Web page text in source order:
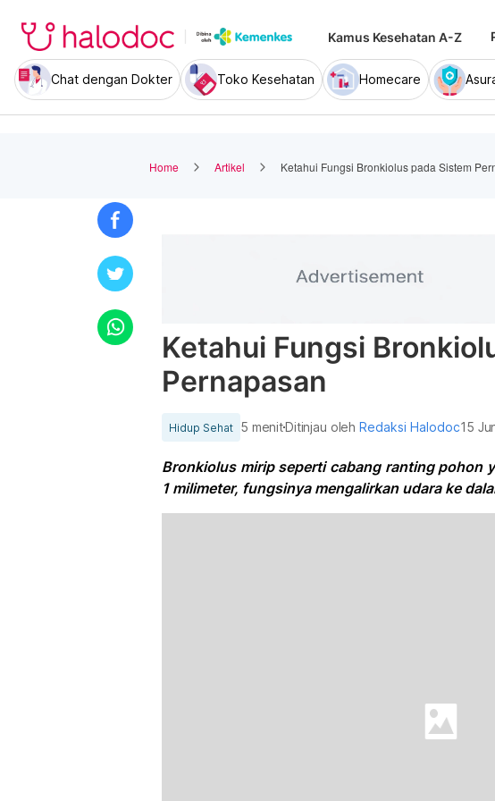
Kamus Kesehatan A-Z
Chat dengan Dokter Toko Kesehatan Homecare
Home Artikel Ketahui Fungsi Bronkiolus pada Sistem
Ketahui Fungsi
Pernapasan
Hidup Sehat 5 menitDitinjau olehRedaksi Halodoc15
Bronkiolus mirip seperti cabang ranting pohon
1 milimeter, fungsinya mengalirkan udara ke